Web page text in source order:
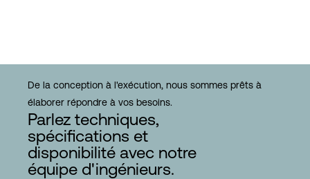
De la conception à l'exécution, nous sommes prêts à
élaborer répondre à vos besoins.
Parlez techniques,
spécifications et
disponibilité avec notre
équipe d'ingénieurs.